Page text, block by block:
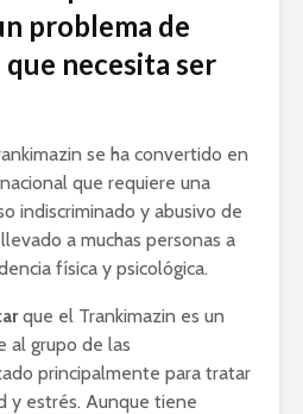
problema de
necesita ser
se ha convertido en
que requiere una
indiscriminado y abusivo de
a muchas personas a
física y psicológica.
que el Trankimazin es un
al grupo de las
principalmente para tratar
y estrés. Aunque tiene